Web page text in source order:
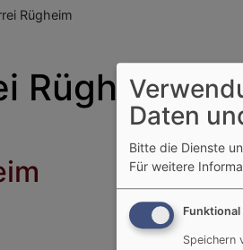
Rügheim
Rügheim
Daten
Bitte die Dienste
Für weitere
Funktional
Speichern